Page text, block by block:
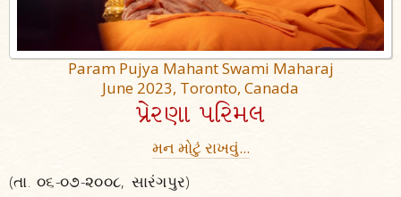
Param Pujya Mahant Swami Maharaj
June 2023, Toronto, Canada
પ્રેરણા પરિમલ
મન મોટું રાખવું...
(તા. ૦૬-૦૭-૨૦૦૮, સારંગપુર)